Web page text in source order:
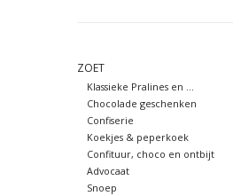
ZOET
Klassieke Pralines en ...
Chocolade geschenken
Confiserie
Koekjes & peperkoek
Confituur, choco en ontbijt
Advocaat
Snoep